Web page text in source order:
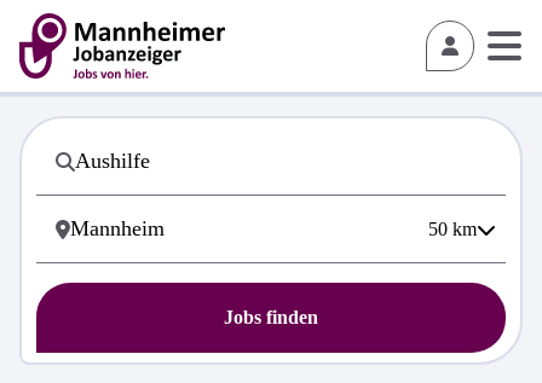
50 km
Jobs finden